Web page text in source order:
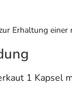
Erhaltung einer
1 Kapsel